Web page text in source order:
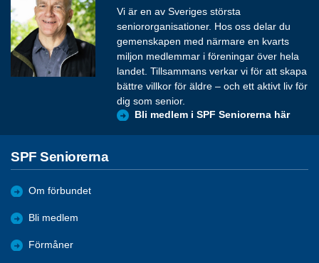
Vi är en av Sveriges största
seniororganisationer. Hos oss delar du
gemenskapen med närmare en kvarts
miljon medlemmar i föreningar över hela
landet. Tillsammans verkar vi för att skapa
bättre villkor för äldre – och ett aktivt liv för
dig som senior.
Bli medlem i SPF Seniorerna här
SPF Seniorerna
Om förbundet
Bli medlem
Förmåner